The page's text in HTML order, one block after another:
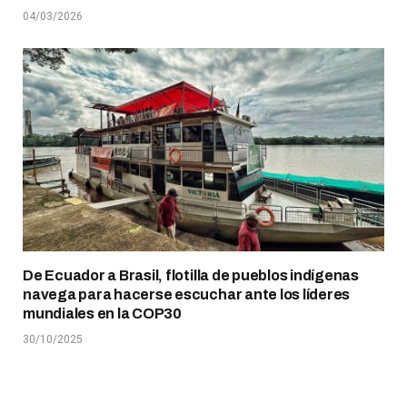
04/03/2026
De Ecuador a Brasil, flotilla de pueblos indígenas
navega para hacerse escuchar ante los líderes
mundiales en la COP30
30/10/2025